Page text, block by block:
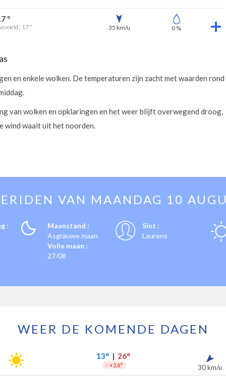
°
: 17 ° 35 km/u 0 %
en enkele wolken. De temperaturen zijn zacht met waarden rond
van wolken en opklaringen en het weer blijft overwegend droog,
wind waait uit het noorden.
VAN MAANDAG 10
:
Maanstand :
Asgrauwe maan
Volle maan :
27/08
Sint :
Laurens
WEER DE KOMENDE DAGEN
de komende 7 dagen 13°| 26°
↑ +2.8° 30 km/u